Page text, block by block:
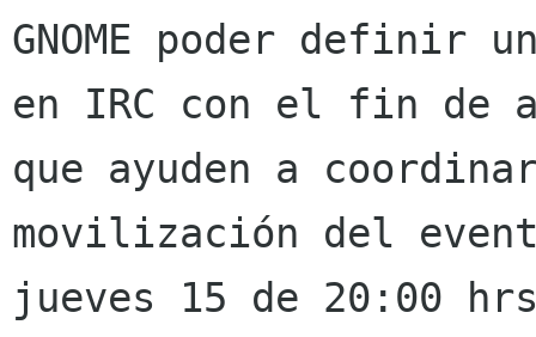
GNOME poder definir
en IRC con el fin de
que ayuden a
movilización del
jueves 15 de 20:00